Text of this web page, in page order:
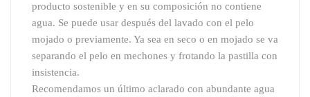
producto sostenible y en su composición no contiene
agua. Se puede usar después del lavado con el pelo
mojado o previamente. Ya sea en seco o en mojado se va
separando el pelo en mechones y frotando la pastilla con
insistencia.
Recomendamos un último aclarado con abundante agua